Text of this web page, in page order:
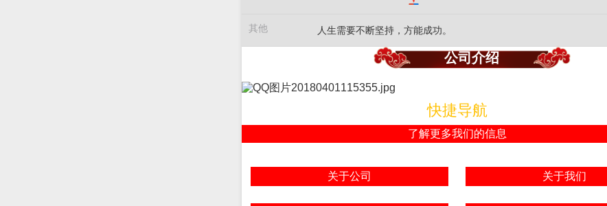
其他 人生需要不断坚持，方能成功。
公司介绍
快捷导航
了解更多我们的信息
关于公司 关于我们